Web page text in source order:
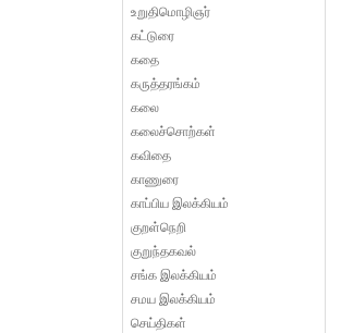
உறுதிமொழிஞர்
கட்டுரை
கதை
கருத்தரங்கம்
கலை
கலைச்சொற்கள்
கவிதை
காணுரை
காப்பிய இலக்கியம்
குறள்நெறி
குறுந்தகவல்
சங்க இலக்கியம்
சமய இலக்கியம்
செய்திகள்